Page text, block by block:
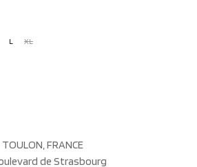
L XL
TOULON, FRANCE
de Strasbourg